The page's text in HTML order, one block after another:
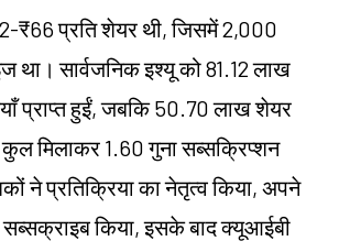
₹66 प्रति शेयर थी, जिसमें 2,000
था। सार्वजनिक इश्यू को 81.12 लाख
प्राप्त हुईं, जबकि 50.70 लाख शेयर
मिलाकर 1.60 गुना सब्सक्रिप्शन
ने प्रतिक्रिया का नेतृत्व किया, अपने
किया, इसके बाद क्यूआईबी